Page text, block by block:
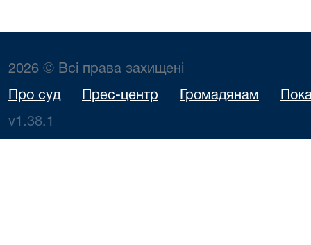
2026 © Всі права захищені
Про суд Прес-центр Громадянам
v1.38.1